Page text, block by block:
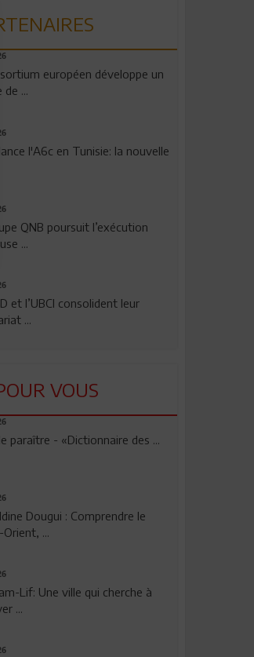
européen développe un
de ...
l'A6c en Tunisie: la nouvelle
QNB poursuit l’exécution
...
et l’UBCI consolident leur
...
VOUS
paraître - «Dictionnaire des ...
Dougui : Comprendre le
...
Lif: Une ville qui cherche à
...